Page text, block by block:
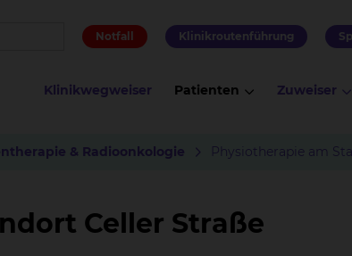
Notfall Klinikroutenführung
Klinikwegweiser Patienten Zuweiser
& Radioonkologie Physiotherapie am
Celler Straße